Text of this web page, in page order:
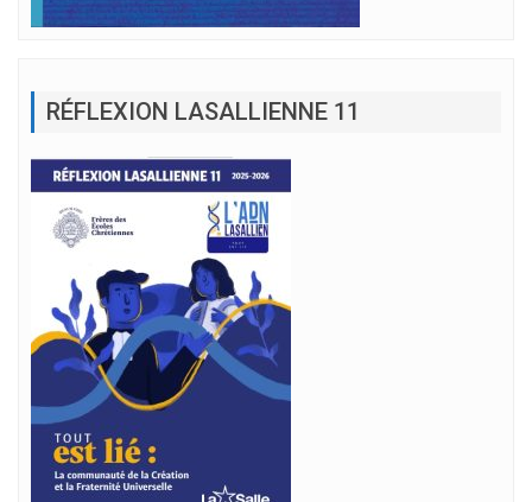
RÉFLEXION LASALLIENNE 11